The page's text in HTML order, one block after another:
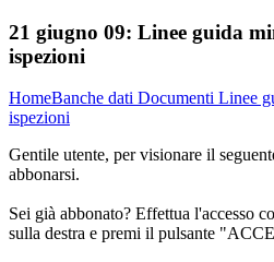
21 giugno 09: Linee guida
ispezioni
HomeBanche dati Documenti Linee
ispezioni
Gentile utente, per visionare il
abbonarsi.
Sei già abbonato? Effettua l'accesso
sulla destra e premi il pulsante